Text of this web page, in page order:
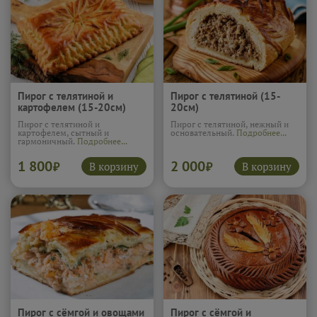
Пирог с телятиной и
картофелем (15-20см)
Пирог с телятиной и
картофелем, сытный и
гармоничный. Подробнее...
1 800₽ В корзину
Пирог с телятиной (15-
20см)
Пирог с телятиной, нежный и
основательный. Подробнее...
2 000₽ В корзину
Пирог с сёмгой и овощами
Пирог с сёмгой и